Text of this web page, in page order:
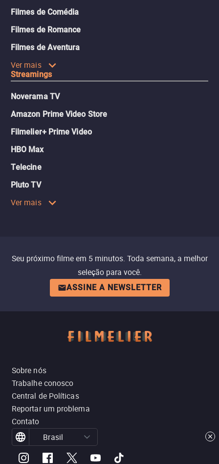
Filmes de Comédia
Filmes de Romance
Filmes de Aventura
Ver mais
Streamings
Noverama TV
Amazon Prime Video Store
Filmelier+ Prime Video
HBO Max
Telecine
Pluto TV
Ver mais
Seu próximo filme em 5 minutos. Toda semana, a melhor
seleção para você.
ASSINE A NEWSLETTER
Sobre nós
Trabalhe conosco
Central de Políticas
Reportar um problema
Contato
Brasil